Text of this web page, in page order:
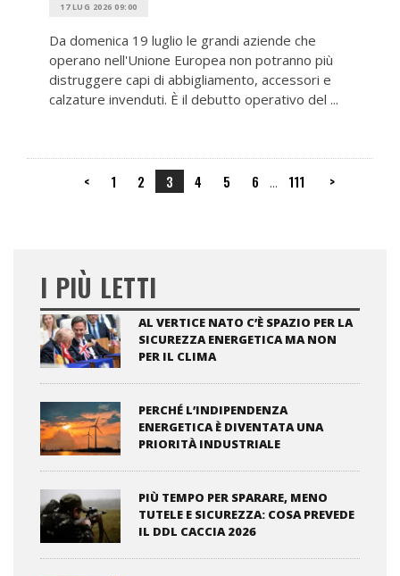
17 LUG 2026 09:00
Da domenica 19 luglio le grandi aziende che
operano nell'Unione Europea non potranno più
distruggere capi di abbigliamento, accessori e
calzature invenduti. È il debutto operativo del ...
< 1 2 3 4 5 6 ... 111 >
I PIÙ LETTI
AL VERTICE NATO C’È SPAZIO PER LA
SICUREZZA ENERGETICA MA NON
PER IL CLIMA
PERCHÉ L’INDIPENDENZA
ENERGETICA È DIVENTATA UNA
PRIORITÀ INDUSTRIALE
PIÙ TEMPO PER SPARARE, MENO
TUTELE E SICUREZZA: COSA PREVEDE
IL DDL CACCIA 2026